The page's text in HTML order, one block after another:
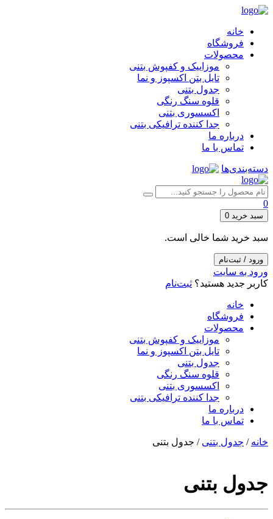
خانه
فروشگاه
محصولات
موزاییک و کفپوش بتنی
تایل بتن اکسپوز و نما
جدول بتنی
قلوه سنگ رنگی
اکسسوری بتنی
جدا کننده ترافیکی بتنی
درباره ما
تماس با ما
دسته‌بندی‌ها
0
سبد خرید 0
سبد خرید شما خالی است.
ورود / ثبت‌نام
ورود به سایت
کاربر جدید هستید؟ ثبت‌نام
خانه
فروشگاه
محصولات
موزاییک و کفپوش بتنی
تایل بتن اکسپوز و نما
جدول بتنی
قلوه سنگ رنگی
اکسسوری بتنی
جدا کننده ترافیکی بتنی
درباره ما
تماس با ما
خانه / جدول بتنی / جدول بتنی
جدول بتنی